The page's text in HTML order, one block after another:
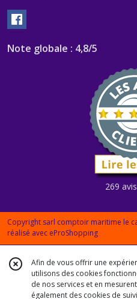
Note globale : 4,8/5
269
Copyright sarl comptoir maritime le
réalisé avec eProShopping
Afin de vous offrir une
utilisons des cookies
de nos services et en
également des cookies de